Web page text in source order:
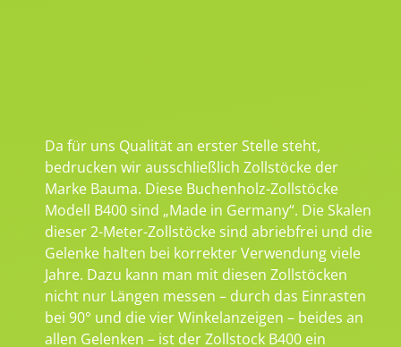
Da für uns Qualität an erster Stelle steht,
bedrucken wir ausschließlich Zollstöcke der
Marke Bauma. Diese Buchenholz-Zollstöcke
Modell B400 sind „Made in Germany“. Die Skalen
dieser 2-Meter-Zollstöcke sind abriebfrei und die
Gelenke halten bei korrekter Verwendung viele
Jahre. Dazu kann man mit diesen Zollstöcken
nicht nur Längen messen – durch das Einrasten
bei 90° und die vier Winkelanzeigen – beides an
allen Gelenken – ist der Zollstock B400 ein